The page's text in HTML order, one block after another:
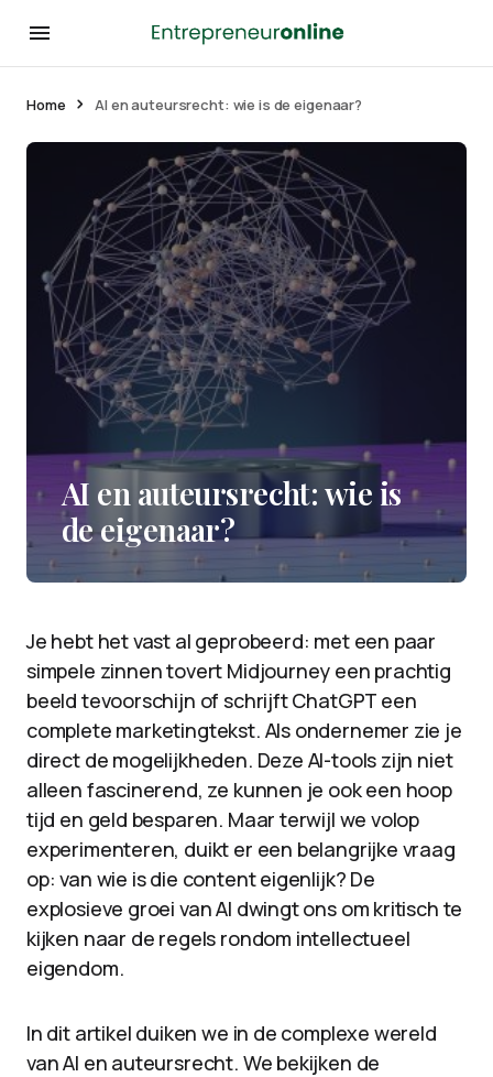
Home AI en auteursrecht: wie is de eigenaar?
AI en auteursrecht: wie is
de eigenaar?
Je hebt het vast al geprobeerd: met een paar
simpele zinnen tovert Midjourney een prachtig
beeld tevoorschijn of schrijft ChatGPT een
complete marketingtekst. Als ondernemer zie je
direct de mogelijkheden. Deze AI-tools zijn niet
alleen fascinerend, ze kunnen je ook een hoop
tijd en geld besparen. Maar terwijl we volop
experimenteren, duikt er een belangrijke vraag
op: van wie is die content eigenlijk? De
explosieve groei van AI dwingt ons om kritisch te
kijken naar de regels rondom intellectueel
eigendom.
In dit artikel duiken we in de complexe wereld
van AI en auteursrecht. We bekijken de